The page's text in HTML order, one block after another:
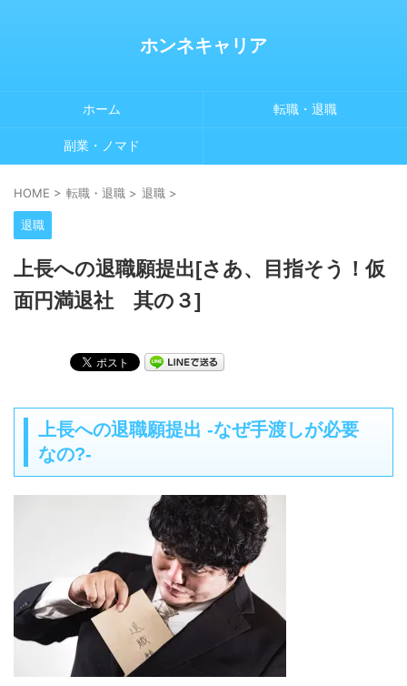
ホンネキャリア
ホーム 転職・退職
副業・ノマド
HOME > 転職・退職 > 退職 >
退職
上長への退職願提出[さあ、目指そう！仮
面円満退社 其の３]
上長への退職願提出 -なぜ手渡しが必要
なの?-